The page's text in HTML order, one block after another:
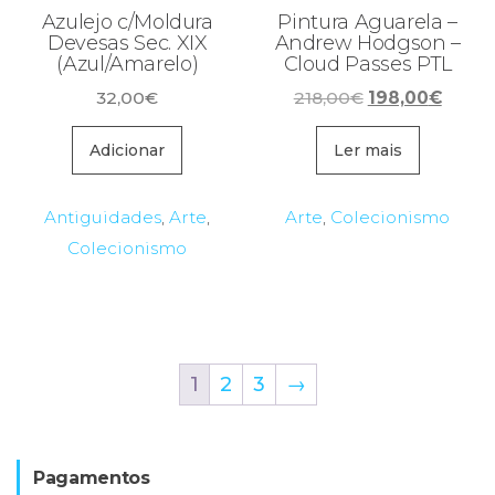
Azulejo c/Moldura
Devesas Sec. XIX
(Azul/Amarelo)
32,00€
Adicionar
Antiguidades ,Arte
Colecionismo
Pintura Aguarela –
Andrew Hodgson –
Cloud Passes PTL
218,00€ O
preço
original
era:
198,00€O
Ler mais
Arte Colecionismo
1 2 3 →
Pagamentos